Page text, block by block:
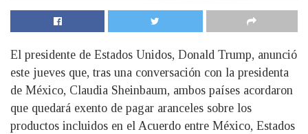
El presidente de Estados Unidos, Donald Trump, anunció
este jueves que, tras una conversación con la presidenta
de México, Claudia Sheinbaum, ambos países acordaron
que quedará exento de pagar aranceles sobre los
productos incluidos en el Acuerdo entre México, Estados